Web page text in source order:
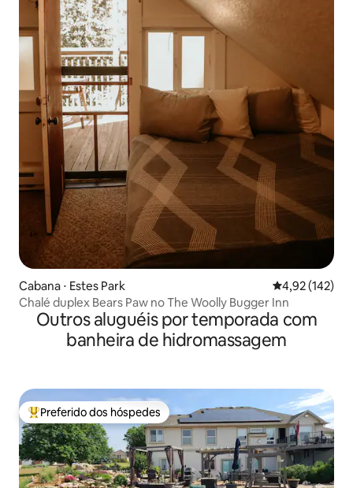
Cabana ⋅ Estes Park 4,92 de uma
4,92 (142)
Chalé duplex Bears Paw no The Woolly Bugger Inn
Outros aluguéis por temporada com
banheira de hidromassagem
Entre os melhores preferidos dos hóspedes
Preferido dos hóspedes